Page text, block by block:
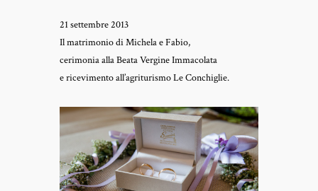
21 settembre 2013
Il matrimonio di Michela e Fabio,
cerimonia alla Beata Vergine Immacolata
e ricevimento all’agriturismo Le Conchiglie.